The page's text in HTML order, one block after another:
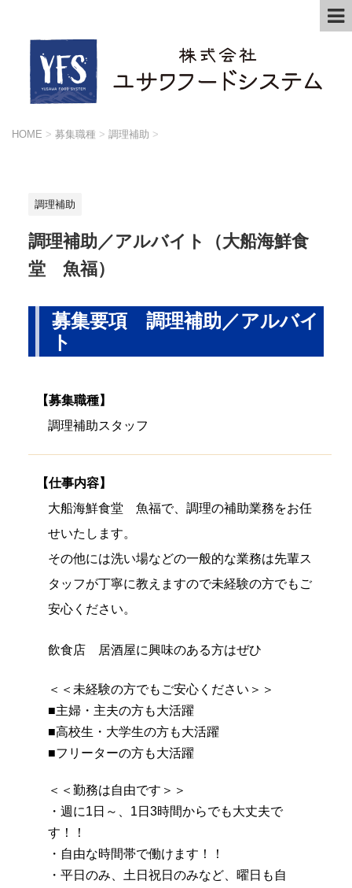
HOME > 募集職種 > 調理補助 >
調理補助
調理補助／アルバイト（大船海鮮食
堂 魚福）
募集要項 調理補助／アルバイ
ト
【募集職種】
調理補助スタッフ
【仕事内容】
大船海鮮食堂 魚福で、調理の補助業務をお任
せいたします。
その他には洗い場などの一般的な業務は先輩ス
タッフが丁寧に教えますので未経験の方でもご
安心ください。
飲食店 居酒屋に興味のある方はぜひ
＜＜未経験の方でもご安心ください＞＞
■主婦・主夫の方も大活躍
■高校生・大学生の方も大活躍
■フリーターの方も大活躍
＜＜勤務は自由です＞＞
・週に1日～、1日3時間からでも大丈夫で
す！！
・自由な時間帯で働けます！！
・平日のみ、土日祝日のみなど、曜日も自